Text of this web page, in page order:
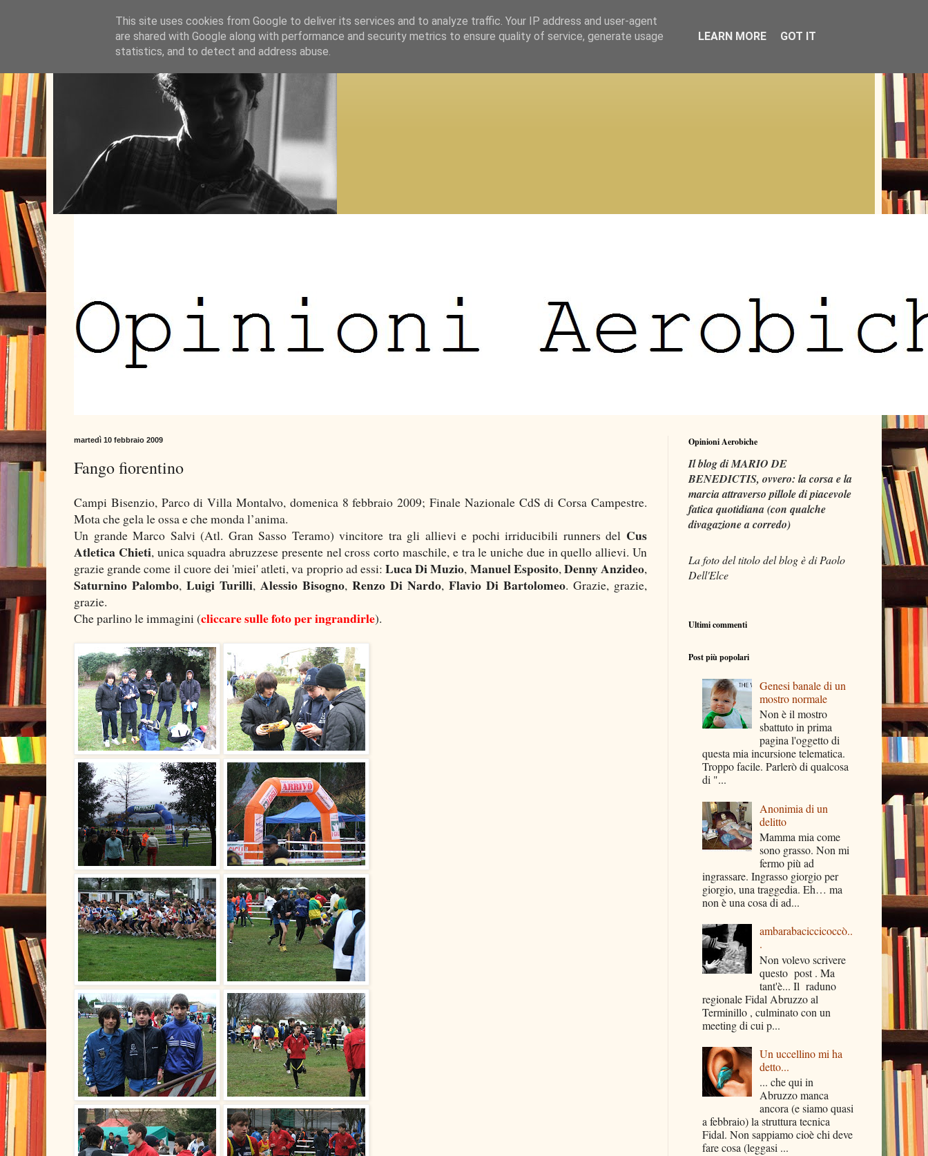
martedì 10 febbraio 2009
Fango fiorentino
Campi Bisenzio, Parco di Villa Montalvo, domenica 8 febbraio 2009; Finale Nazionale CdS di Corsa Campestre.
Mota che gela le ossa e che monda l’anima.
Un grande Marco Salvi (Atl. Gran Sasso Teramo) vincitore tra gli allievi e pochi irriducibili runners del Cus
Atletica Chieti, unica squadra abruzzese presente nel cross corto maschile, e tra le uniche due in quello allievi. Un
grazie grande come il cuore dei 'miei' atleti, va proprio ad essi: Luca Di Muzio, Manuel Esposito, Denny Anzideo,
Saturnino Palombo, Luigi Turilli, Alessio Bisogno, Renzo Di Nardo, Flavio Di Bartolomeo. Grazie, grazie,
grazie.
Che parlino le immagini (cliccare sulle foto per ingrandirle).
Opinioni Aerobiche
Il blog di MARIO DE
BENEDICTIS, ovvero: la corsa e la
marcia attraverso pillole di piacevole
fatica quotidiana (con qualche
divagazione a corredo)
La foto del titolo del blog è di Paolo
Dell'Elce
Ultimi commenti
Post più popolari
Genesi banale di un
mostro normale
Non è il mostro
sbattuto in prima
pagina l'oggetto di
questa mia incursione telematica.
Troppo facile. Parlerò di qualcosa
di "...
Anonimia di un
delitto
Mamma mia come
sono grasso. Non mi
fermo più ad
ingrassare. Ingrasso giorgio per
giorgio, una traggedia. Eh… ma
non è una cosa di ad...
ambarabaciccicoccò..
.
Non volevo scrivere
questo post . Ma
tant'è... Il raduno
regionale Fidal Abruzzo al
Terminillo , culminato con un
meeting di cui p...
Un uccellino mi ha
detto...
... che qui in
Abruzzo manca
ancora (e siamo quasi
a febbraio) la struttura tecnica
Fidal. Non sappiamo cioè chi deve
fare cosa (leggasi ...
This site uses cookies from Google to deliver its services and to analyze traffic. Your IP address and user-agent
are shared with Google along with performance and security metrics to ensure quality of service, generate usage
statistics, and to detect and address abuse.
LEARN MORE GOT IT